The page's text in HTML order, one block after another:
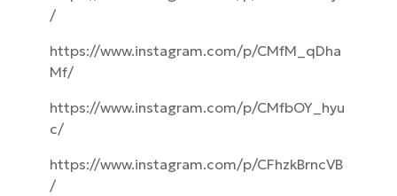
/
https://www.instagram.com/p/CMfM_qDha
Mf/
https://www.instagram.com/p/CMfbOY_hyu
c/
https://www.instagram.com/p/CFhzkBrncVB
/